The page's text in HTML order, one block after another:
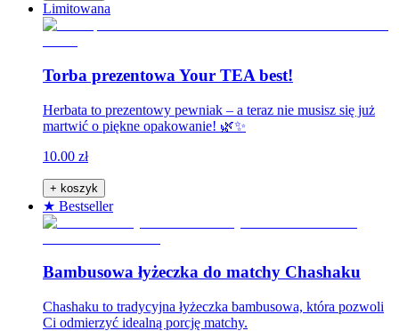
Limitowana
Torba prezentowa Your TEA best!
Herbata to prezentowy pewniak – a teraz nie musisz się już
martwić o piękne opakowanie! 🌿✨
10.00 zł
+ koszyk
★ Bestseller
Bambusowa łyżeczka do matchy Chashaku
Chashaku to tradycyjna łyżeczka bambusowa, która pozwoli
Ci odmierzyć idealną porcję matchy.